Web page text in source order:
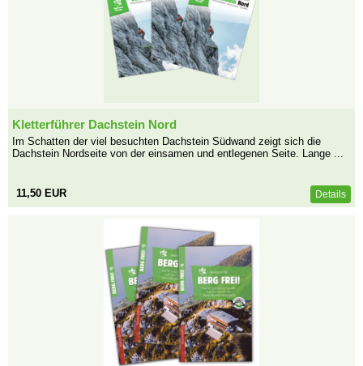
Kletterführer Dachstein Nord
Im Schatten der viel besuchten Dachstein Südwand zeigt sich die
Dachstein Nordseite von der einsamen und entlegenen Seite. Lange ...
11,50 EUR Details